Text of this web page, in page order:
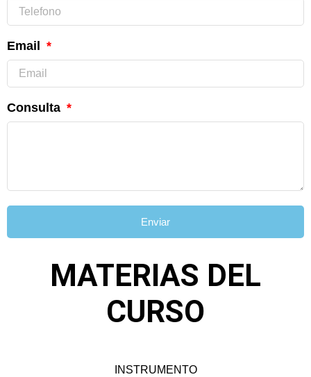
Email
Consulta
Enviar
MATERIAS DEL
CURSO
INSTRUMENTO